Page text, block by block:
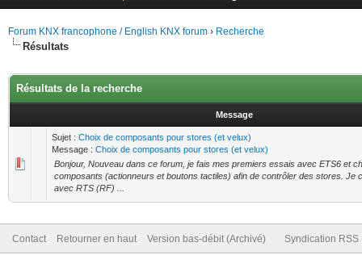
Forum KNX francophone / English KNX forum › Recherche
Résultats
Résultats de la recherche
Message
Sujet : Choix de composants pour stores (et velux)
Message : Choix de composants pour stores (et velux)
Bonjour, Nouveau dans ce forum, je fais mes premiers essais avec ETS6 et
composants (actionneurs et boutons tactiles) afin de contrôler des stores. Je
avec RTS (RF) ...
Contact Retourner en haut Version bas-débit (Archivé) Syndication RSS